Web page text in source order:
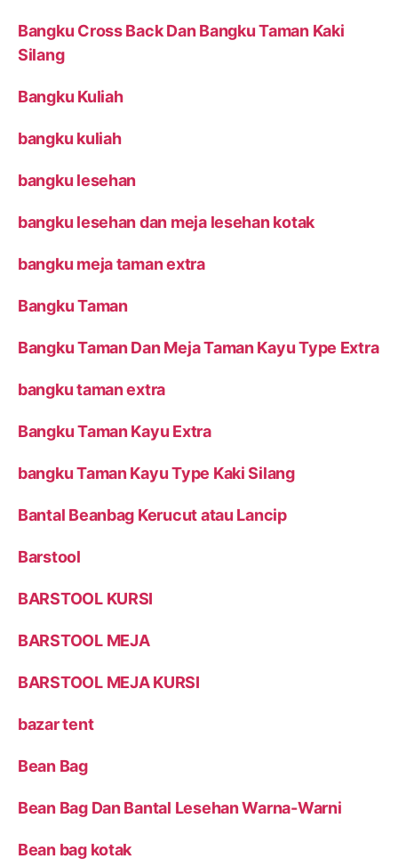
Bangku Cross Back Dan Bangku Taman Kaki
Silang
Bangku Kuliah
bangku kuliah
bangku lesehan
bangku lesehan dan meja lesehan kotak
bangku meja taman extra
Bangku Taman
Bangku Taman Dan Meja Taman Kayu Type Extra
bangku taman extra
Bangku Taman Kayu Extra
bangku Taman Kayu Type Kaki Silang
Bantal Beanbag Kerucut atau Lancip
Barstool
BARSTOOL KURSI
BARSTOOL MEJA
BARSTOOL MEJA KURSI
bazar tent
Bean Bag
Bean Bag Dan Bantal Lesehan Warna-Warni
Bean bag kotak